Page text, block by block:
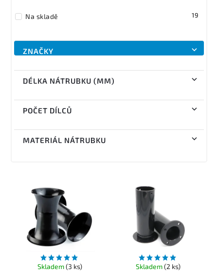
Na skladě 19
ZNAČKY
DÉLKA NÁTRUBKU (MM)
POČET DÍLCŮ
MATERIÁL NÁTRUBKU
Skladem(3 ks) Skladem(2 ks)